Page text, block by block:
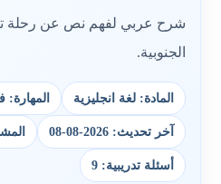
شرح عربي لفهم نص عن رحلة
الجنوبية.
المادة: لغة انجليزية
آخر تحديث: 2026-08-08
أسئلة تدريبية: 9